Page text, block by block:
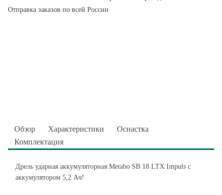
Отправка заказов по всей России
Обзор Характеристики
Оснастка
Комплектация
Дрель ударная аккумуляторная Metabo SB 18 LTX Impuls с
аккумулятором 5,2 Ач!